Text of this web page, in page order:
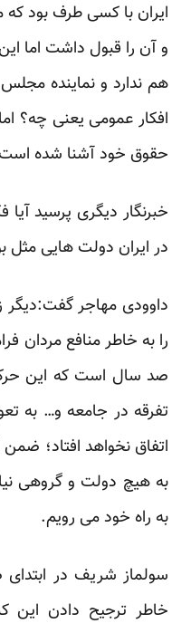
ایران با کسی طرف بود
و آن را قبول داشت اما
هم ندارد و نماینده
افکار عمومی یعنی چه؟
حقوق خود آشنا شده
خبرنگار دیگری پرسید
در ایران دولت هایی مثل
داوودی مهاجر گفت:دیگر
را به خاطر منافع مردان
صد سال است که این
تفرقه در جامعه و… به
اتفاق نخواهد افتاد؛
به هیچ دولت و گروهی
به راه خود می رویم.
سولماز شریف در
خاطر ترجیح دادن این